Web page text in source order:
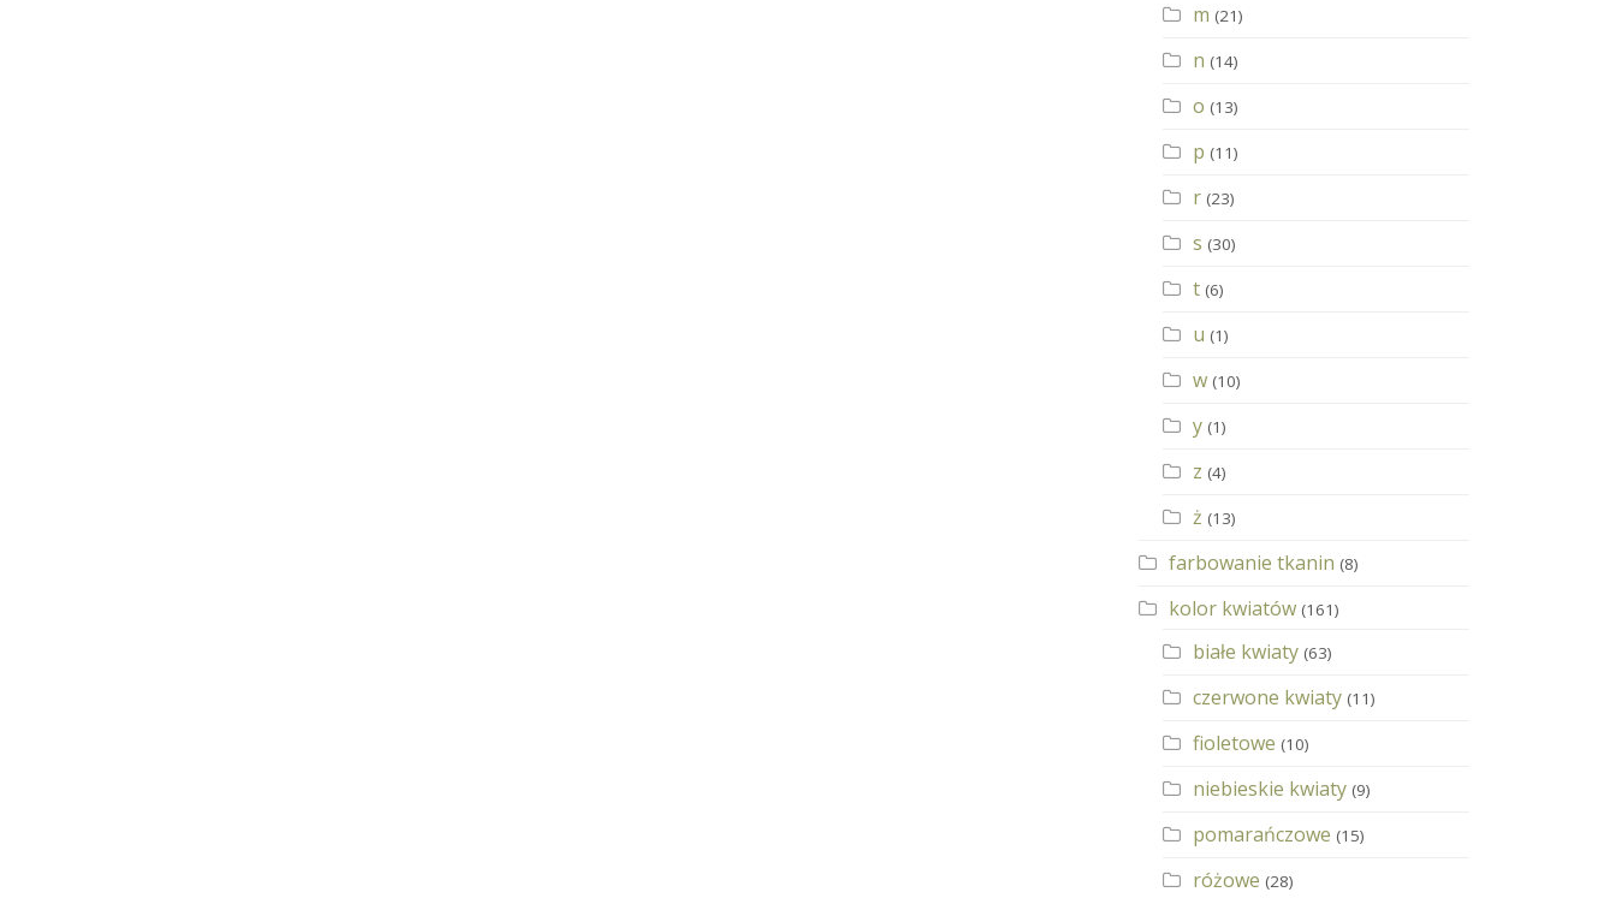
m (21)
n (14)
o (13)
p (11)
r (23)
s (30)
t (6)
u (1)
w (10)
y (1)
z (4)
ż (13)
farbowanie tkanin (8)
kolor kwiatów (161)
białe kwiaty (63)
czerwone kwiaty (11)
fioletowe (10)
niebieskie kwiaty (9)
pomarańczowe (15)
różowe (28)